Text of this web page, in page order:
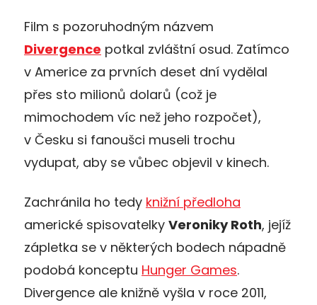
Film s pozoruhodným názvem
Divergence potkal zvláštní osud. Zatímco
v Americe za prvních deset dní vydělal
přes sto milionů dolarů (což je
mimochodem víc než jeho rozpočet),
v Česku si fanoušci museli trochu
vydupat, aby se vůbec objevil v kinech.
Zachránila ho tedy knižní předloha
americké spisovatelky Veroniky Roth, jejíž
zápletka se v některých bodech nápadně
podobá konceptu Hunger Games.
Divergence ale knižně vyšla v roce 2011,